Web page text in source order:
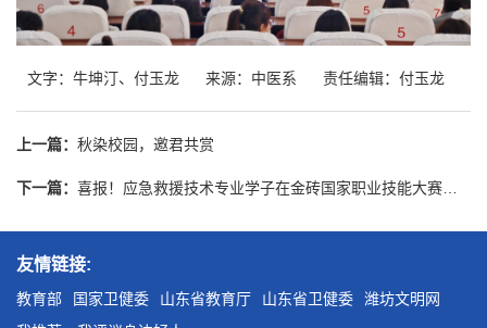
文字：牛坤汀、付玉龙 来源：中医系 责任编辑：付玉龙
上一篇： 秋染校园，邀君共赏
下一篇： 喜报！应急救援技术专业学子在金砖国家职业技能大赛山东赛区选拔赛中斩金夺银
友情链接:
教育部 国家卫健委 山东省教育厅 山东省卫健委
潍坊文明网